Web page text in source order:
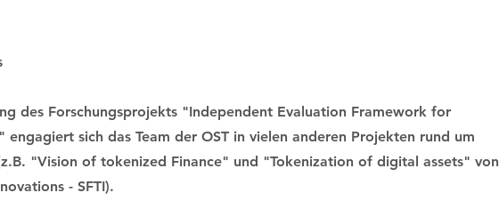
des Forschungsprojekts "Independent Evaluation Framework for
engagiert sich das Team der OST in vielen anderen Projekten rund um
"Vision of tokenized Finance" und "Tokenization of digital assets" von
- SFTI).